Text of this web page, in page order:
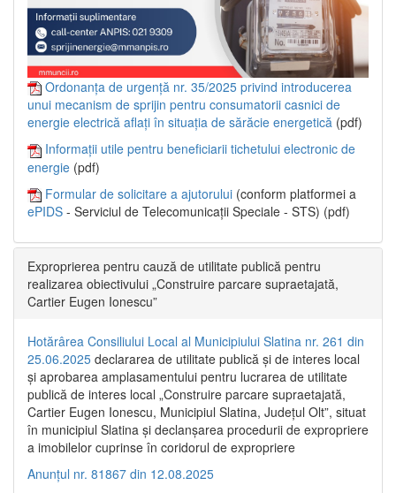
Ordonanța de urgență nr. 35/2025 privind introducerea
unui mecanism de sprijin pentru consumatorii casnici de
energie electrică aflați în situația de sărăcie energetică (pdf)
Informații utile pentru beneficiarii tichetului electronic de
energie (pdf)
Formular de solicitare a ajutorului (conform platformei a
ePIDS - Serviciul de Telecomunicații Speciale - STS) (pdf)
Exproprierea pentru cauză de utilitate publică pentru
realizarea obiectivului „Construire parcare supraetajată,
Cartier Eugen Ionescu”
Hotărârea Consiliului Local al Municipiului Slatina nr. 261 din
25.06.2025 declararea de utilitate publică și de interes local
și aprobarea amplasamentului pentru lucrarea de utilitate
publică de interes local „Construire parcare supraetajată,
Cartier Eugen Ionescu, Municipiul Slatina, Județul Olt”, situat
în municipiul Slatina și declanșarea procedurii de expropriere
a imobilelor cuprinse în coridorul de expropriere
Anunțul nr. 81867 din 12.08.2025